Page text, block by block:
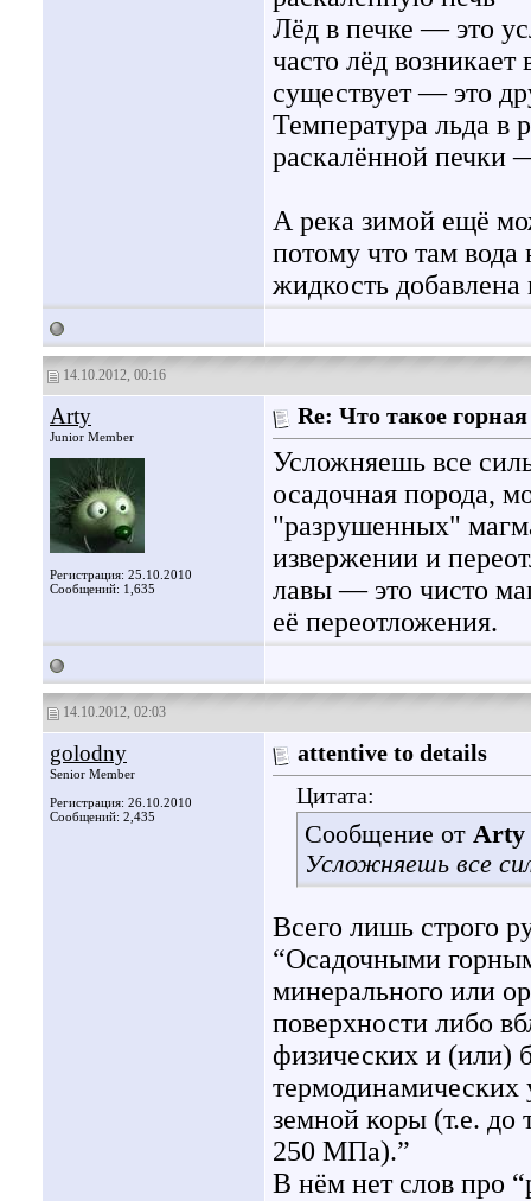
Лёд в печке — это
часто лёд
существует — это
Температура льда в
раскалённой печки
А река зимой ещё
потому что там
жидкость добавлена
14.10.2012, 00:16
Arty
Junior Member
Регистрация: 25.10.2010
Сообщений: 1,635
Re: Что такое
Усложняешь все
осадочная порода,
"разрушенных"
извержении и
лавы — это чисто
её переотложения.
14.10.2012, 02:03
golodny
Senior Member
Регистрация: 26.10.2010
Сообщений: 2,435
attentive to details
Цитата:
Сообщение от Arty
Усложняешь все
Всего лишь строго
“Осадочными
минерального или
поверхности либо
физических и (или)
термодинамических
земной коры (т.е. до
250 MПа).”
В нём нет слов про